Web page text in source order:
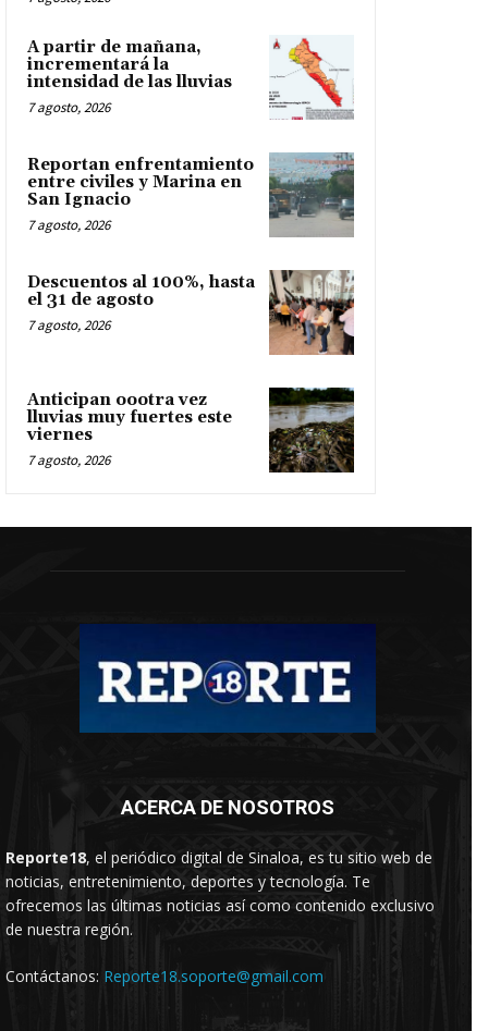
A partir de mañana,
incrementará la
intensidad de las lluvias
7 agosto, 2026
Reportan enfrentamiento
entre civiles y Marina en
San Ignacio
7 agosto, 2026
Descuentos al 100%, hasta
el 31 de agosto
7 agosto, 2026
Anticipan oootra vez
lluvias muy fuertes este
viernes
7 agosto, 2026
ACERCA DE NOSOTROS
Reporte18, el periódico digital de Sinaloa, es tu sitio web de
noticias, entretenimiento, deportes y tecnología. Te
ofrecemos las últimas noticias así como contenido exclusivo
de nuestra región.
Contáctanos: Reporte18.soporte@gmail.com